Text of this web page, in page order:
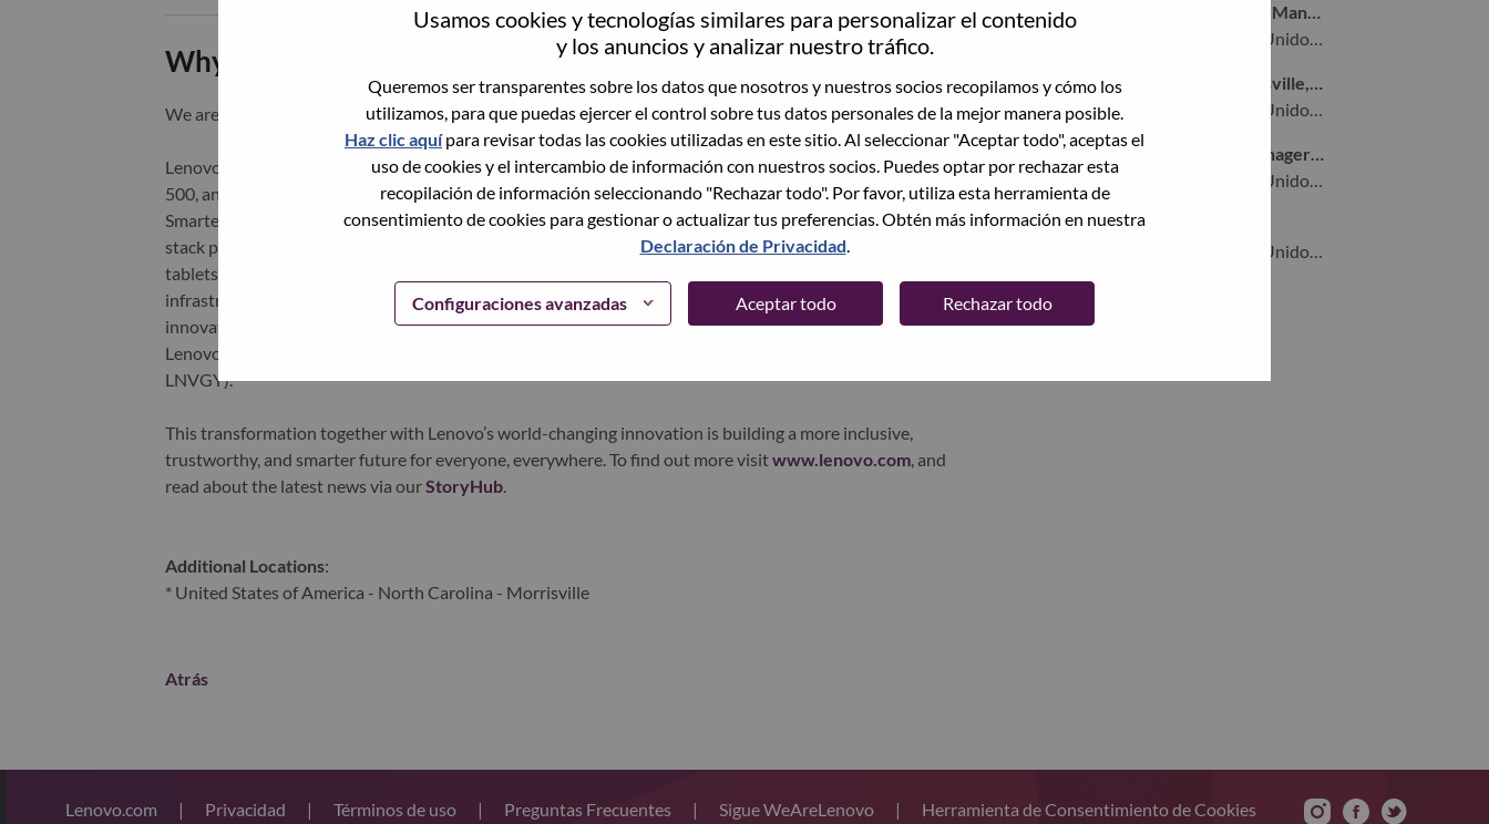
Usamos cookies y tecnologías similares para personalizar el contenido
y los anuncios y analizar nuestro tráfico.
Queremos ser transparentes sobre los datos que nosotros y nuestros socios recopilamos y cómo los
utilizamos, para que puedas ejercer el control sobre tus datos personales de la mejor manera posible.
Haz clic aquípara revisar todas las cookies utilizadas en este sitio. Al seleccionar "Aceptar todo", aceptas el
uso de cookies y el intercambio de información con nuestros socios. Puedes optar por rechazar esta
recopilación de información seleccionando "Rechazar todo". Por favor, utiliza esta herramienta de
consentimiento de cookies para gestionar o actualizar tus preferencias. Obtén más información en nuestra
Declaración de Privacidad.
Configuraciones avanzadas Aceptar todo Rechazar todo
Why Work at Lenovo
We are Lenovo. We do what we say. We own what we do. We WOW our customers.
Lenovo is a US$83 billion revenue global technology powerhouse, ranked #153 in the Fortune Global
500, and serving millions of customers every day in 180 markets. Focused on a bold vision to deliver
Smarter Technology for All, Lenovo has built on its success as the world’s largest PC company with a full-
stack portfolio of AI-enabled, AI-ready, and AI-optimized devices (PCs, workstations, smartphones,
tablets), infrastructure (server, storage, edge, high performance computing and software defined
infrastructure), software, solutions, and services. Lenovo’s continued investment in world-changing
innovation is building a more equitable, trustworthy, and smarter future for everyone, everywhere.
Lenovo is listed on the Hong Kong stock exchange under Lenovo Group Limited (HKSE: 992) (ADR:
LNVGY).
This transformation together with Lenovo’s world-changing innovation is building a more inclusive,
trustworthy, and smarter future for everyone, everywhere. To find out more visitwww.lenovo.com, and
read about the latest news via ourStoryHub.
Additional Locations:
* United States of America - North Carolina - Morrisville
Atrás
Remote Senior Business Operations Manager
Morrisville, North Carolina, Estados Unidos de América,
ISO GTM Program Director - Morrisville, NC
Morrisville, North Carolina, Estados Unidos de América,
TruScale Channel Development Manager - NA
Morrisville, North Carolina, Estados Unidos de América,
Sales Operations Manager II
Morrisville, North Carolina, Estados Unidos de América,
Ver todas
Lenovo.com | Privacidad | Términos de uso | Preguntas Frecuentes | Sigue WeAreLenovo | Herramienta de Consentimiento de Cookies